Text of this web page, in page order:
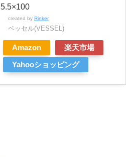
5.5×100
created by Rinker
ベッセル(VESSEL)
Amazon 楽天市場
Yahooショッピング